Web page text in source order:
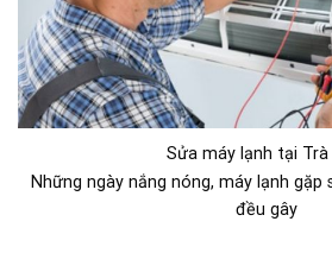
Sửa máy lạnh tại Trà
Những ngày nắng nóng, máy lạnh
đều gây